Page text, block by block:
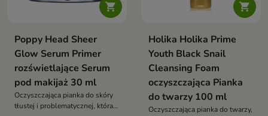

Poppy Head Sheer
Glow Serum Primer
rozświetlające Serum
pod makijaż 30 ml
Oczyszczająca pianka do skóry
tłustej i problematycznej, która

Holika Holika Prime
Youth Black Snail
Cleansing Foam
oczyszczająca Pianka
do twarzy 100 ml
Oczyszczająca pianka do twarzy,